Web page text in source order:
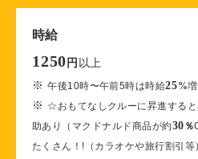
時給
1250 円 以上
※午後10時〜午前5時は時給25%増
※ ☆おもてなしクルーに昇進する
助あり（マクドナルド商品が約30 ％
たくさん！!（カラオケや旅行割引等